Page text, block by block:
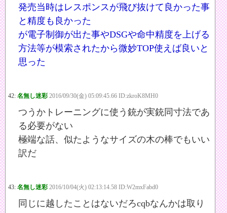
発売当時はレスポンスが飛び抜けて良かった事
と精度も良かった
が電子制御が出た事やDSGや命中精度を上げる
方法等が模索されたから微妙TOP使えば良いと
思った
42: 名無し迷彩 2016/09/30(金) 05:09:45.66 ID:zkroK8MH0
つうかトレーニングに使う銃が実銃同寸法であ
る必要がない
極端な話、似たようなサイズの木の棒でもいい
訳だ
43: 名無し迷彩 2016/10/04(火) 02:13:14.58 ID:W2mxFabd0
同じに越したことはないだろcqbなんかは取り